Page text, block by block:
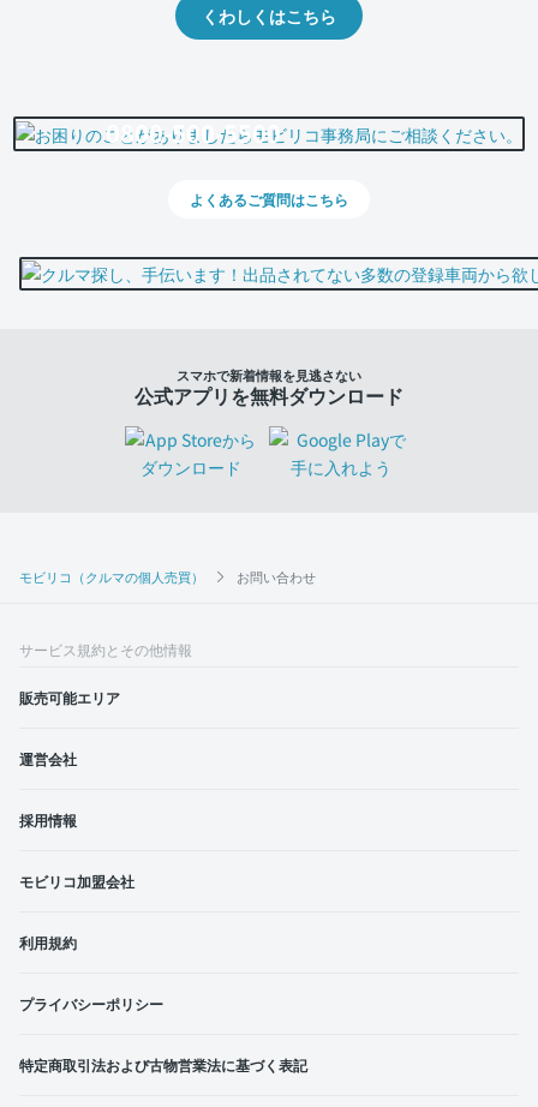
モビリコ（クルマの個人売買） お問い合わせ
くわしくはこちら
0800-500-5500
よくあるご質問はこちら
スマホで新着情報を見逃さない
公式アプリを無料ダウンロード
サービス規約とその他情報
販売可能エリア
運営会社
採用情報
モビリコ加盟会社
利用規約
プライバシーポリシー
特定商取引法および古物営業法に基づく表記